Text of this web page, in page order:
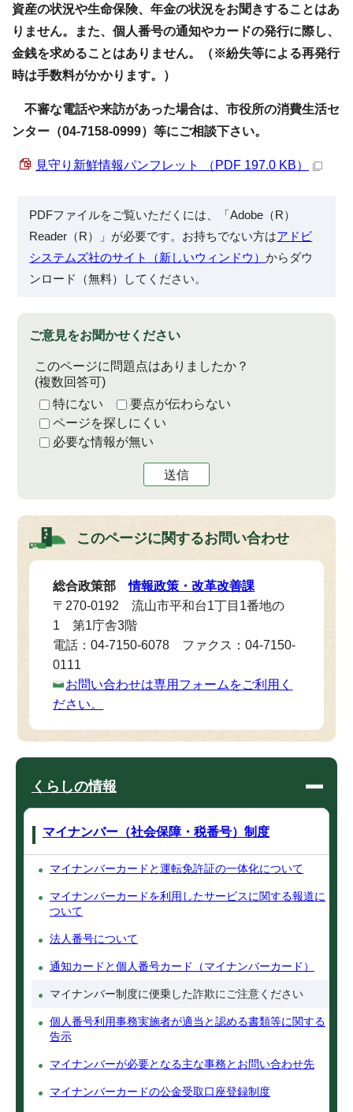
資産の状況や生命保険、年金の状況をお聞きすることはあ
りません。また、個人番号の通知やカードの発行に際し、
金銭を求めることはありません。（※紛失等による再発行
時は手数料がかかります。）
不審な電話や来訪があった場合は、市役所の消費生活セ
ンター（04-7158-0999）等にご相談下さい。
見守り新鮮情報パンフレット （PDF 197.0 KB）
PDFファイルをご覧いただくには、「Adobe（R）
Reader（R）」が必要です。お持ちでない方はアドビ
システムズ社のサイト（新しいウィンドウ）からダウ
ンロード（無料）してください。
ご意見をお聞かせください
このページに問題点はありましたか？
(複数回答可)
特にない
要点が伝わらない
ページを探しにくい
必要な情報が無い
送信
このページに関するお問い合わせ
総合政策部情報政策・改革改善課
〒270-0192 流山市平和台1丁目1番地の
1 第1庁舎3階
電話：04-7150-6078 ファクス：04-7150-
0111
お問い合わせは専用フォームをご利用く
ださい。
くらしの情報
マイナンバー（社会保障・税番号）制度
マイナンバーカードと運転免許証の一体化について
マイナンバーカードを利用したサービスに関する報道に
ついて
法人番号について
通知カードと個人番号カード（マイナンバーカード）
マイナンバー制度に便乗した詐欺にご注意ください
個人番号利用事務実施者が適当と認める書類等に関する
告示
マイナンバーが必要となる主な事務とお問い合わせ先
マイナンバーカードの公金受取口座登録制度